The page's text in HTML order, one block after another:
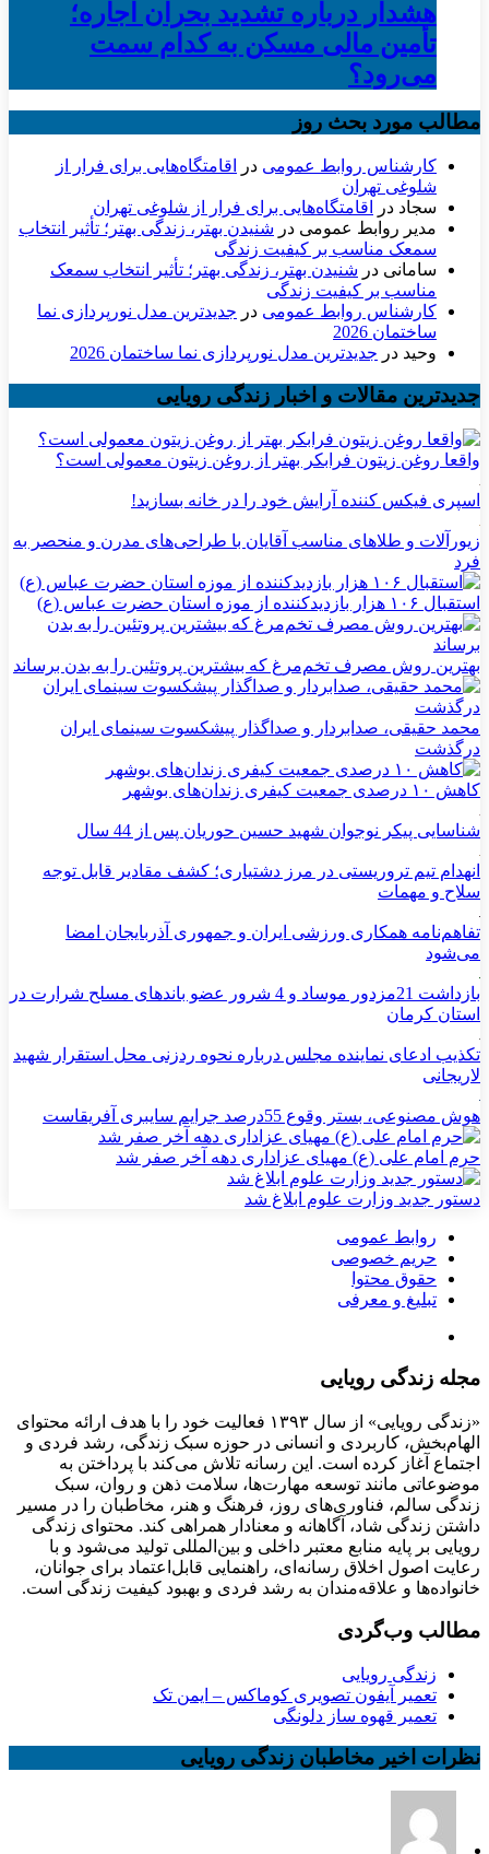
هشدار درباره تشدید بحران اجاره؛
تأمین مالی مسکن به کدام سمت
می‌رود؟
مطالب مورد بحث روز
کارشناس روابط عمومی در
اقامتگاه‌هایی برای فرار از
شلوغی تهران
سجاد در
اقامتگاه‌هایی برای فرار از شلوغی تهران
مدیر روابط عمومی در شنیدن بهتر، زندگی بهتر؛ تأثیر انتخاب
سمعک مناسب بر کیفیت زندگی
سامانی در شنیدن بهتر، زندگی بهتر؛ تأثیر انتخاب سمعک
مناسب بر کیفیت زندگی
کارشناس روابط عمومی در جدیدترین مدل نورپردازی نما
ساختمان 2026
وحید در جدیدترین مدل نورپردازی نما ساختمان 2026
جدیدترین مقالات و اخبار زندگی رویایی
واقعا روغن زیتون فرابکر بهتر از روغن زیتون معمولی است؟
اسپری فیکس کننده آرایش خود را در خانه بسازید!
زیورآلات و طلاهای مناسب آقایان با طراحی‌های مدرن و منحصر به
فرد
استقبال ۱۰۶ هزار بازدیدکننده از موزه استان حضرت عباس (ع)
بهترین روش مصرف تخم‌مرغ که بیشترین پروتئین را به بدن برساند
محمد حقیقی، صدابردار و صداگذار پیشکسوت سینمای ایران
درگذشت
کاهش ۱۰ درصدی جمعیت کیفری زندان‌های بوشهر
شناسایی پیکر نوجوان شهید حسین حوریان پس از 44 سال
انهدام تیم تروریستی در مرز دشتیاری؛ کشف مقادیر قابل توجه
سلاح و مهمات
تفاهم‌نامه همکاری ورزشی ایران و جمهوری آذربایجان امضا
می‌شود
بازداشت 21مزدور موساد و 4 شرور عضو باندهای مسلح شرارت در
استان کرمان
تکذیب ادعای نماینده مجلس درباره نحوه ردزنی محل استقرار شهید
لاریجانی
هوش مصنوعی، بستر وقوع 55درصد جرایم سایبری آفریقاست
حرم امام علی (ع) مهیای عزاداری دهه آخر صفر شد
دستور جدید وزارت علوم ابلاغ شد
روابط عمومی
حریم خصوصی
حقوق محتوا
تبلیغ و معرفی
مجله زندگی رویایی
«زندگی رویایی» از سال ۱۳۹۳ فعالیت خود را با هدف ارائه محتوای
الهام‌بخش، کاربردی و انسانی در حوزه سبک زندگی، رشد فردی و
اجتماع آغاز کرده است. این رسانه تلاش می‌کند با پرداختن به
موضوعاتی مانند توسعه مهارت‌ها، سلامت ذهن و روان، سبک
زندگی سالم، فناوری‌های روز، فرهنگ و هنر، مخاطبان را در مسیر
داشتن زندگی شاد، آگاهانه و معنادار همراهی کند. محتوای زندگی
رویایی بر پایه منابع معتبر داخلی و بین‌المللی تولید می‌شود و با
رعایت اصول اخلاق رسانه‌ای، راهنمایی قابل‌اعتماد برای جوانان،
خانواده‌ها و علاقه‌مندان به رشد فردی و بهبود کیفیت زندگی است.
مطالب وب‌گردی
زندگی رویایی
تعمیر آیفون تصویری کوماکس – ایمن تک
تعمیر قهوه ساز دلونگی
نظرات اخیر مخاطبان زندگی رویایی